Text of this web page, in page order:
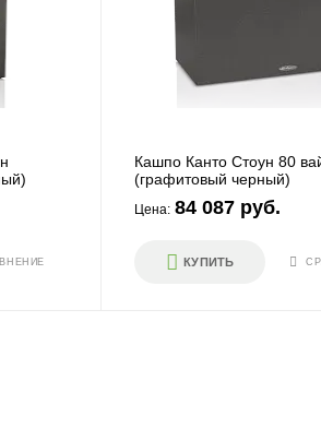
Кашпо Канто Стоун 80
(графитовый черный)
Цена: 84 087 руб.
КУПИТЬ